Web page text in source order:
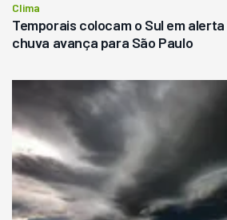
Clima
Temporais colocam o Sul em
chuva avança para São Paulo